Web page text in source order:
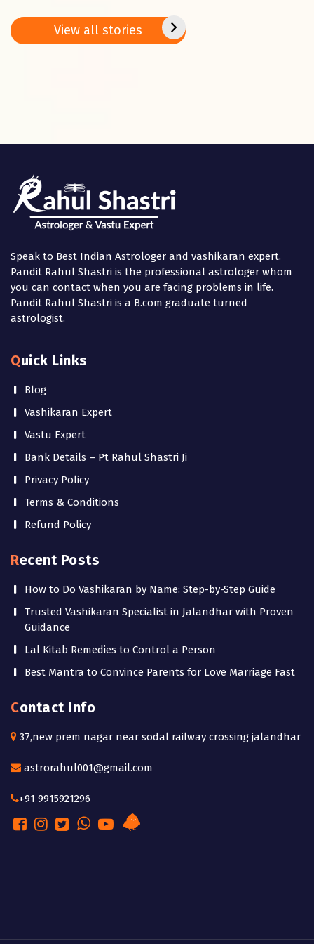
Basant
Panchami
2025
View all stories
Speak to Best Indian Astrologer and vashikaran expert.
Pandit Rahul Shastri is the professional astrologer whom
you can contact when you are facing problems in life.
Pandit Rahul Shastri is a B.com graduate turned
astrologist.
Quick Links
Blog
Vashikaran Expert
Vastu Expert
Bank Details – Pt Rahul Shastri Ji
Privacy Policy
Terms & Conditions
Refund Policy
Recent Posts
How to Do Vashikaran by Name: Step-by-Step Guide
Trusted Vashikaran Specialist in Jalandhar with Proven
Guidance
Lal Kitab Remedies to Control a Person
Best Mantra to Convince Parents for Love Marriage Fast
Contact Info
37,new prem nagar near sodal railway crossing jalandhar
astrorahul001@gmail.com
+91 9915921296